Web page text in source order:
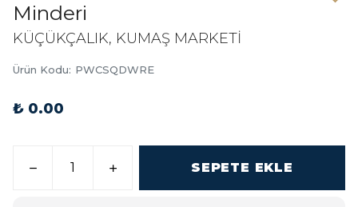
Minderi
KÜÇÜKÇALIK, KUMAŞ MARKETİ
Ürün Kodu: PWCSQDWRE
₺ 0.00
SEPETE EKLE